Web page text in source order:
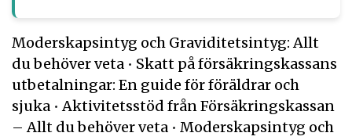
Moderskapsintyg och Graviditetsintyg: Allt
du behöver veta • Skatt på försäkringskassans
utbetalningar: En guide för föräldrar och
sjuka •Aktivitetsstöd från Försäkringskassan
– Allt du behöver veta • Moderskapsintyg och